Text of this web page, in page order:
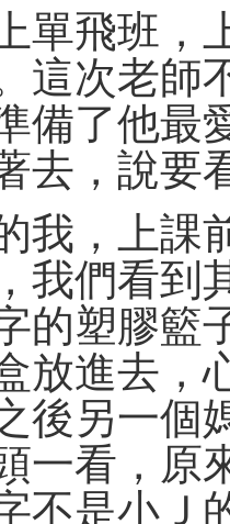
單飛班，
這次老師
備了他最
去，說要
我，上課
我們看到
的塑膠籃
放進去，
後另一個
一看，原
不是小Ｊ